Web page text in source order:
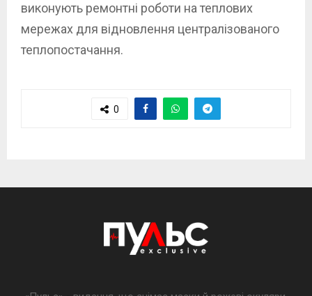
виконують ремонтні роботи на теплових
мережах для відновлення централізованого
теплопостачання.
0